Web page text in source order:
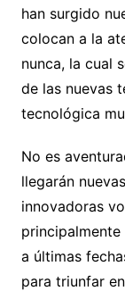
han surgido
colocan a la
nunca, la cual
de las nuevas
tecnológica
No es
llegarán
innovadoras
a últimas
para triunfar